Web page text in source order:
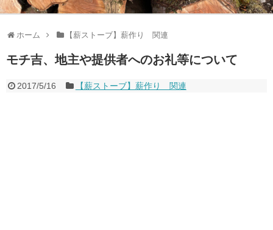
ホーム 【薪ストーブ】薪作り 関連
モチ吉、地主や提供者へのお礼等について
2017/5/16 【薪ストーブ】薪作り 関連